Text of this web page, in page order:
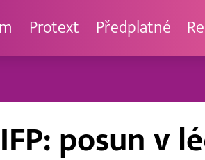
Protext Předplatné
posun